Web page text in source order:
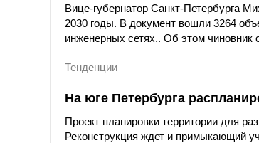
Вице-губернатор Санкт-Петербурга
2030 годы. В документ вошли 3264
инженерных сетях.. Об этом чиновник
Тенденции
На юге Петербурга
Проект планировки территории для
Реконструкция ждет и примыкающий